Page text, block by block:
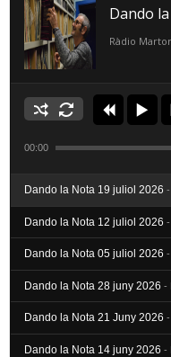
Dando
Ràdio
00:00
Dando la Nota 19 juliol 2026
Dando la Nota 12 juliol 2026
Dando la Nota 05 juliol 2026
Dando la Nota 28 juny 2026 -
Dando la Nota 21 Juny 2026
Dando la Nota 14 juny 2026 -